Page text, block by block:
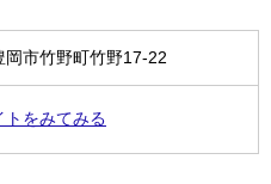
岡市竹野町竹野17-22
トをみてみる